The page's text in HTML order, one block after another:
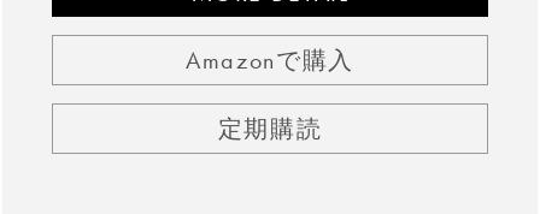
Amazonで購入
定期購読